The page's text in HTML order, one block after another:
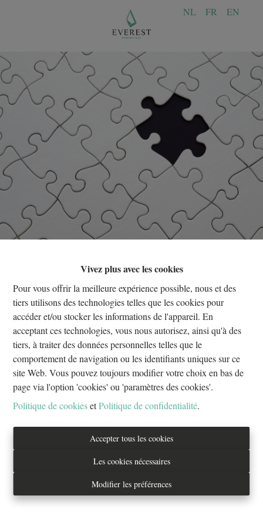
Vivez plus avec les cookies
Pour vous offrir la meilleure expérience possible, nous et des
tiers utilisons des technologies telles que les cookies pour
accéder et/ou stocker les informations de l'appareil. En
acceptant ces technologies, vous nous autorisez, ainsi qu'à des
tiers, à traiter des données personnelles telles que le
comportement de navigation ou les identifiants uniques sur ce
site Web. Vous pouvez toujours modifier votre choix en bas de
page via l'option 'cookies' ou 'paramètres des cookies'.
Politique de cookiesetPolitique de confidentialité.
Accepter tous les cookies
Les cookies nécessaires
Modifier les préférences
NL FR EN
Oups, cette page n'existe plus
À Vendre À Louer
Tél. : 02/733.70.70
Real estate